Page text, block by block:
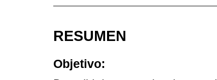
RESUMEN
Objetivo: